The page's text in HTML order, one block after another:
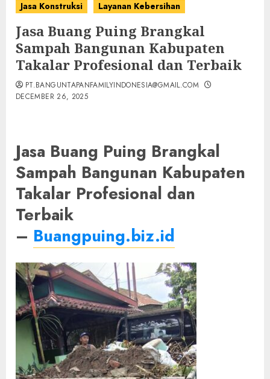
Jasa Konstruksi Layanan Kebersihan
Jasa Buang Puing Brangkal
Sampah Bangunan Kabupaten
Takalar Profesional dan Terbaik
PT.BANGUNTAPANFAMILYINDONESIA@GMAIL.COM
DECEMBER 26, 2025
Jasa Buang Puing Brangkal
Sampah Bangunan Kabupaten
Takalar Profesional dan
Terbaik
– Buangpuing.biz.id